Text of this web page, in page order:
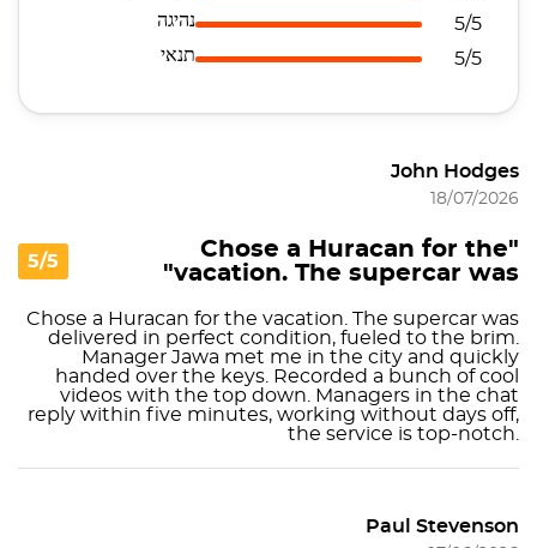
נהיגה
5/5
תנאי
5/5
John Hodges
18/07/2026
5/5
"Chose a Huracan for the
vacation. The supercar was"
Chose a Huracan for the vacation. The supercar was
delivered in perfect condition, fueled to the brim.
Manager Jawa met me in the city and quickly
handed over the keys. Recorded a bunch of cool
videos with the top down. Managers in the chat
reply within five minutes, working without days off,
the service is top-notch.
Paul Stevenson